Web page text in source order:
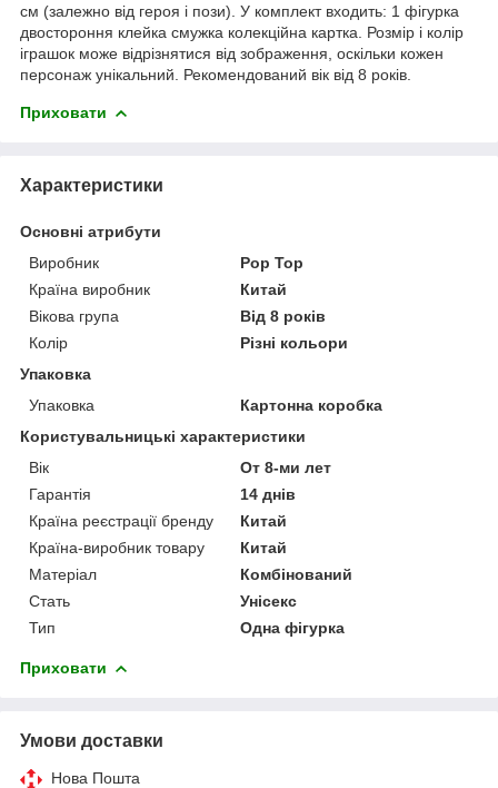
см (залежно від героя і пози). У комплект входить: 1 фігурка
двостороння клейка смужка колекційна картка. Розмір і колір
іграшок може відрізнятися від зображення, оскільки кожен
персонаж унікальний. Рекомендований вік від 8 років.
Приховати
Характеристики
Основні атрибути
Виробник
Pop Top
Країна виробник
Китай
Вікова група
Від 8 років
Колір
Різні кольори
Упаковка
Упаковка
Картонна коробка
Користувальницькі характеристики
Вік
От 8-ми лет
Гарантія
14 днів
Країна реєстрації бренду
Китай
Країна-виробник товару
Китай
Матеріал
Комбінований
Стать
Унісекс
Тип
Одна фігурка
Приховати
Умови доставки
Нова Пошта